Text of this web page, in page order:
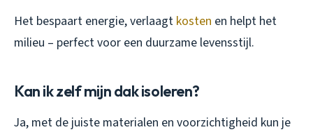
Het bespaart energie, verlaagt kosten en helpt het
milieu – perfect voor een duurzame levensstijl.
Kan ik zelf mijn dak isoleren?
Ja, met de juiste materialen en voorzichtigheid kun je